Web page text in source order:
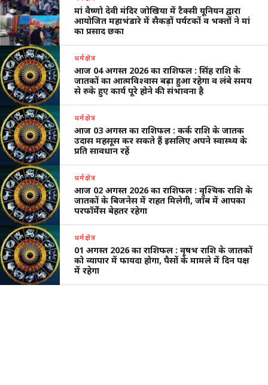
मां वैष्णो देवी मंदिर जोखिया में टैक्सी यूनियन द्वारा
आयोजित महाभंडारे में सैकड़ों पर्यटकों व भक्तों ने मां
का प्रसाद छका
धर्मक्षेत्र
आज 04 अगस्त 2026 का राशिफल : सिंह राशि के
जातकों का आत्मविश्वास बढ़ा हुआ रहेगा व लंबे समय
से रुके हुए कार्य पूरे होने की संभावना है
धर्मक्षेत्र
आज 03 अगस्त का राशिफल : कर्क राशि के जातक
उदास महसूस कर सकते हैं इसलिए अपने स्वास्थ्य के
प्रति सावधान रहें
धर्मक्षेत्र
आज 02 अगस्त 2026 का राशिफल : वृश्चिक राशि के
जातकों के बिजनेस में राहत मिलेगी, जॉब में आपका
परफॉर्मेंस बेहतर रहेगा
धर्मक्षेत्र
01 अगस्त 2026 का राशिफल : वृषभ राशि के जातकों
को व्यापार में फायदा होगा, पैसों के मामले में दिन पक्ष
में रहेगा